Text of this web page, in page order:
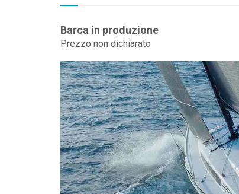
Barca in produzione
Prezzo non dichiarato